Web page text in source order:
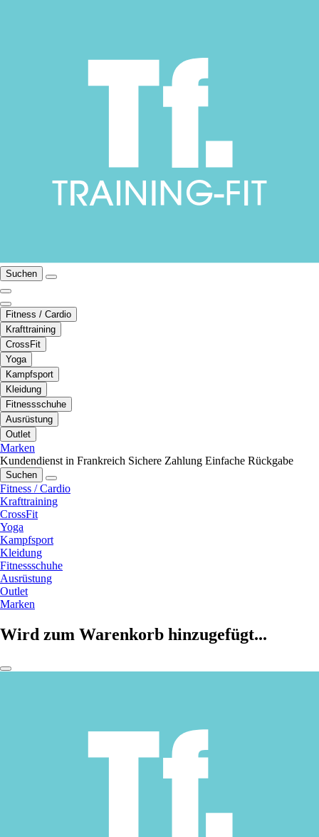
Suchen
Fitness / Cardio
Krafttraining
CrossFit
Yoga
Kampfsport
Kleidung
Fitnessschuhe
Ausrüstung
Outlet
Marken
Kundendienst in Frankreich Sichere Zahlung Einfache Rückgabe
Suchen
Fitness / Cardio
Krafttraining
CrossFit
Yoga
Kampfsport
Kleidung
Fitnessschuhe
Ausrüstung
Outlet
Marken
Wird zum Warenkorb hinzugefügt...